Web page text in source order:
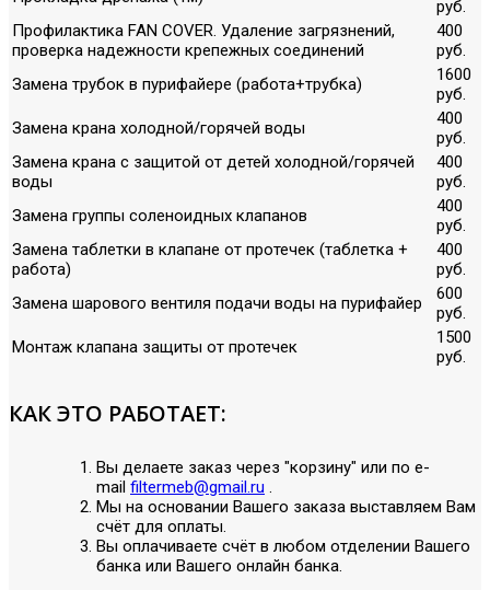
руб.
Профилактика FAN COVER. Удаление загрязнений,
проверка надежности крепежных соединений
400
руб.
Замена трубок в пурифайере (работа+трубка)
1600
руб.
Замена крана холодной/горячей воды
400
руб.
Замена крана с защитой от детей холодной/горячей
воды
400
руб.
Замена группы соленоидных клапанов
400
руб.
Замена таблетки в клапане от протечек (таблетка +
работа)
400
руб.
Замена шарового вентиля подачи воды на пурифайер
600
руб.
Монтаж клапана защиты от протечек
1500
руб.
КАК ЭТО РАБОТАЕТ:
Вы делаете заказ через "корзину" или по е-
mail filtermeb@gmail.ru .
Мы на основании Вашего заказа выставляем Вам
счёт для оплаты.
Вы оплачиваете счёт в любом отделении Вашего
банка или Вашего онлайн банка.